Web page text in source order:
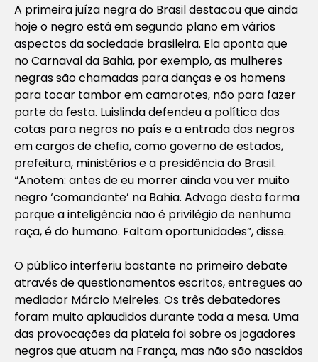
A primeira juíza negra do Brasil destacou que ainda
hoje o negro está em segundo plano em vários
aspectos da sociedade brasileira. Ela aponta que
no Carnaval da Bahia, por exemplo, as mulheres
negras são chamadas para danças e os homens
para tocar tambor em camarotes, não para fazer
parte da festa. Luislinda defendeu a política das
cotas para negros no país e a entrada dos negros
em cargos de chefia, como governo de estados,
prefeitura, ministérios e a presidência do Brasil.
“Anotem: antes de eu morrer ainda vou ver muito
negro ‘comandante’ na Bahia. Advogo desta forma
porque a inteligência não é privilégio de nenhuma
raça, é do humano. Faltam oportunidades”, disse.
O público interferiu bastante no primeiro debate
através de questionamentos escritos, entregues ao
mediador Márcio Meireles. Os três debatedores
foram muito aplaudidos durante toda a mesa. Uma
das provocações da plateia foi sobre os jogadores
negros que atuam na França, mas não são nascidos